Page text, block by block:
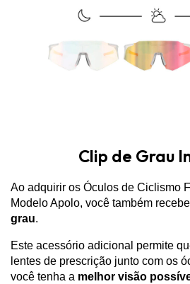
Clip de Grau
Ao adquirir os Óculos de Ciclismo
Modelo Apolo, você também
grau.
Este acessório adicional permite
lentes de prescrição junto com os
você tenha a melhor visão